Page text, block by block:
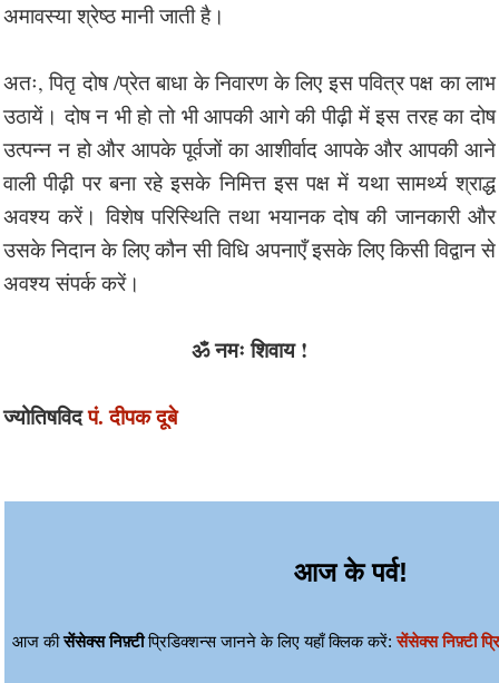
अमावस्या श्रेष्ठ मानी जाती है।
अतः, पितृ दोष /प्रेत बाधा के निवारण के लिए इस पवित्र पक्ष का लाभ
उठायें। दोष न भी हो तो भी आपकी आगे की पीढ़ी में इस तरह का दोष
उत्पन्न न हो और आपके पूर्वजों का आशीर्वाद आपके और आपकी आने
वाली पीढ़ी पर बना रहे इसके निमित्त इस पक्ष में यथा सामर्थ्य श्राद्ध
अवश्य करें। विशेष परिस्थिति तथा भयानक दोष की जानकारी और
उसके निदान के लिए कौन सी विधि अपनाएँ इसके लिए किसी विद्वान से
अवश्य संपर्क करें।
ॐ नमः शिवाय !
ज्योतिषविदपं. दीपक दूबे
आज के पर्व!
आज कीसेंसेक्स निफ़्टीप्रिडिक्शन्स जानने के लिए यहाँ क्लिक करें:सेंसेक्स निफ़्टी